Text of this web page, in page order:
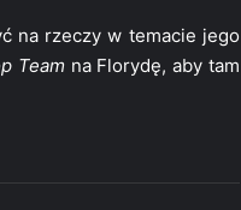
na rzeczy w temacie jego
Teamna Florydę, aby tam